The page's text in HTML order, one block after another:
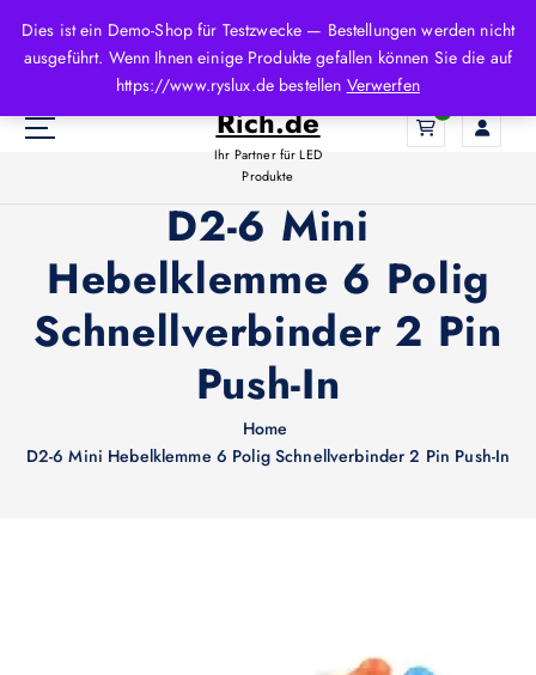
Dies ist ein Demo-Shop für Testzwecke — Bestellungen werden nicht
ausgeführt. Wenn Ihnen einige Produkte gefallen können Sie die auf
https://www.ryslux.de bestellen Verwerfen
n
LED-
Rich.de
Ihr Partner für LED
Produkte
D2-6 Mini
Hebelklemme 6 Polig
Schnellverbinder 2 Pin
Push-In
Home
D2-6 Mini Hebelklemme 6 Polig Schnellverbinder 2 Pin Push-In